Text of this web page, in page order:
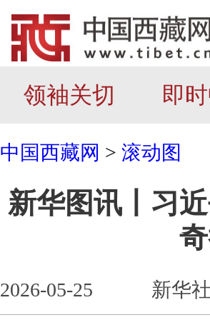
领袖关切 即
中国西藏网 > 滚动图
新华图讯丨习
2026-05-25 新华社